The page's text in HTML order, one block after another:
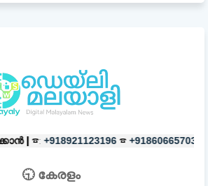
☎ +918606657037 പരസ്യങ്ങൾക്ക്
🕤 കേരളം